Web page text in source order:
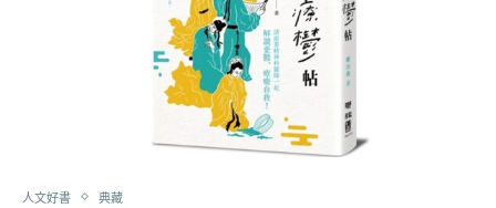
人文好書 典藏